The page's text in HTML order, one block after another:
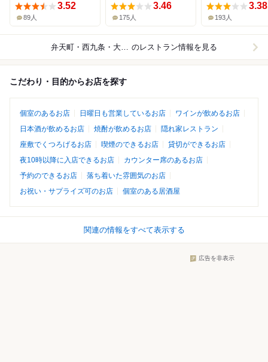
3.52
89人
3.46
175人
3.38
193人
弁天町・西九条・大阪ドーム のレストラン情報を見る
こだわり・目的からお店を探す
個室のあるお店 日曜日も営業しているお店
ワインが飲めるお店
日本酒が飲めるお店
焼酎が飲めるお店
隠れ家レストラン
座敷でくつろげるお店
喫煙のできるお店
貸切ができるお店
夜10時以降に入店できるお店
カウンター席のあるお店
予約のできるお店
落ち着いた雰囲気のお店
お祝い・サプライズ可のお店
個室のある居酒屋
関連の情報をすべて表示する
広告を非表示